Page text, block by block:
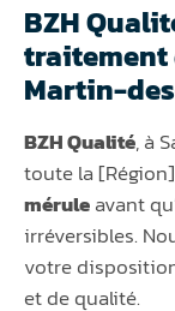
BZH
traitement
Martin-
BZH Qualité, à
toute la
méruleavant
irréversibles.
votre
et de qualité.